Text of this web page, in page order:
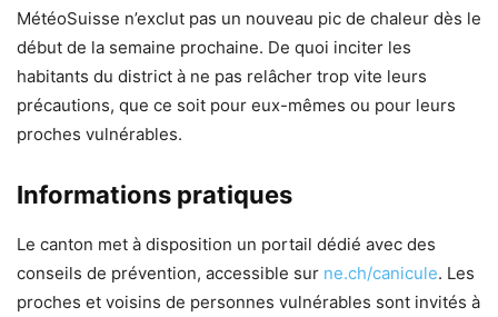
MétéoSuisse n’exclut pas un nouveau pic de chaleur dès le
début de la semaine prochaine. De quoi inciter les
habitants du district à ne pas relâcher trop vite leurs
précautions, que ce soit pour eux-mêmes ou pour leurs
proches vulnérables.
Informations pratiques
Le canton met à disposition un portail dédié avec des
conseils de prévention, accessible sur ne.ch/canicule. Les
proches et voisins de personnes vulnérables sont invités à